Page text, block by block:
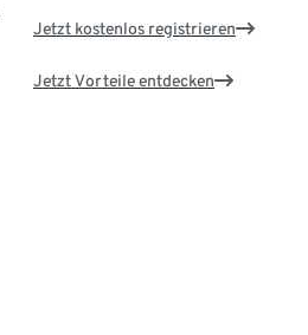
Jetzt kostenlos registrieren
Jetzt Vorteile entdecken